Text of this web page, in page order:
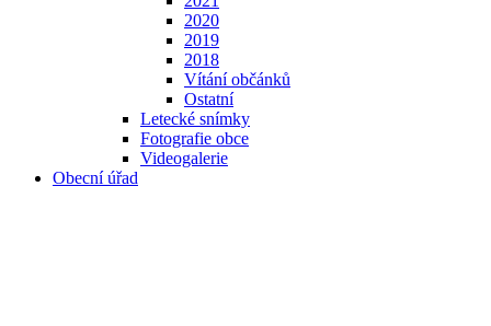
2020
2019
2018
Vítání občánků
Ostatní
Letecké snímky
Fotografie obce
Videogalerie
Obecní úřad